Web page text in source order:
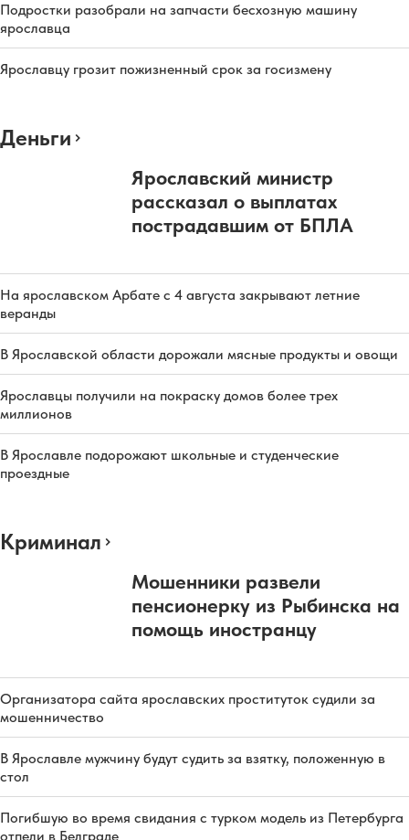
Подростки разобрали на запчасти бесхозную машину
ярославца
Ярославцу грозит пожизненный срок за госизмену
Деньги
Ярославский министр
рассказал о выплатах
пострадавшим от БПЛА
На ярославском Арбате с 4 августа закрывают летние
веранды
В Ярославской области дорожали мясные продукты и овощи
Ярославцы получили на покраску домов более трех
миллионов
В Ярославле подорожают школьные и студенческие
проездные
Криминал
Мошенники развели
пенсионерку из Рыбинска на
помощь иностранцу
Организатора сайта ярославских проституток судили за
мошенничество
В Ярославле мужчину будут судить за взятку, положенную в
стол
Погибшую во время свидания с турком модель из Петербурга
отпели в Белграде